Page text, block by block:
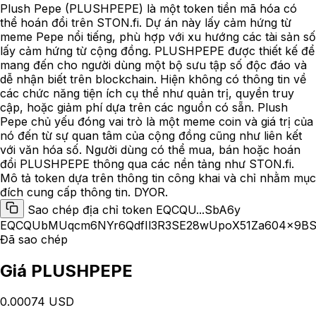
Plush Pepe (PLUSHPEPE) là một token tiền mã hóa có
thể hoán đổi trên STON.fi. Dự án này lấy cảm hứng từ
meme Pepe nổi tiếng, phù hợp với xu hướng các tài sản số
lấy cảm hứng từ cộng đồng. PLUSHPEPE được thiết kế để
mang đến cho người dùng một bộ sưu tập số độc đáo và
dễ nhận biết trên blockchain. Hiện không có thông tin về
các chức năng tiện ích cụ thể như quản trị, quyền truy
cập, hoặc giảm phí dựa trên các nguồn có sẵn. Plush
Pepe chủ yếu đóng vai trò là một meme coin và giá trị của
nó đến từ sự quan tâm của cộng đồng cũng như liên kết
với văn hóa số. Người dùng có thể mua, bán hoặc hoán
đổi PLUSHPEPE thông qua các nền tảng như STON.fi.
Mô tả token dựa trên thông tin công khai và chỉ nhằm mục
đích cung cấp thông tin. DYOR.
Sao chép địa chỉ token EQCQU...SbA6y
Đã sao chép
Giá PLUSHPEPE
0.00074 USD